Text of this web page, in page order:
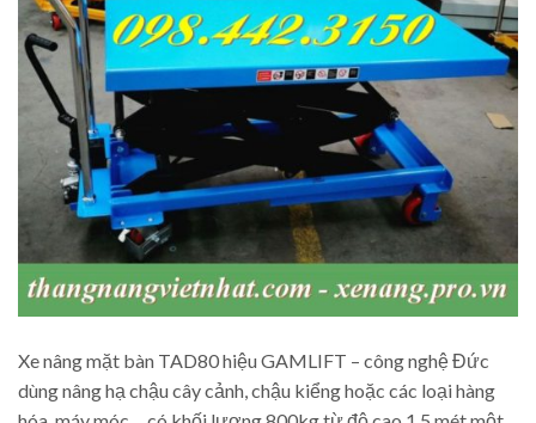
Xe nâng mặt bàn TAD80 hiệu GAMLIFT – công nghệ Đức
dùng nâng hạ chậu cây cảnh, chậu kiểng hoặc các loại hàng